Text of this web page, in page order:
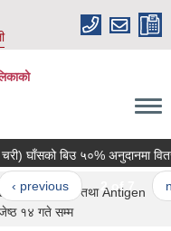
घाँसको बिउ ५०% अनुदानमा
‹ previous 2 of 7
नमुना संकलन तथा Antigen
जेष्ठ १४ गते सम्म